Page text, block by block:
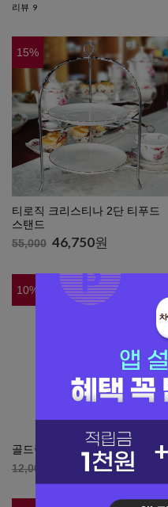
리뷰 9
15%
티로직 크리스티나 2단 티푸드
스탠드
55,000 46,750원
10%
골드림 로즈 찻잔 2P
12,000
10,800원